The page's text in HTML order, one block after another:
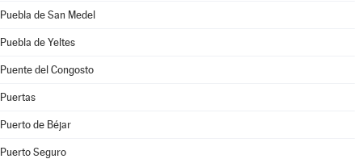
Puebla de San Medel
Puebla de Yeltes
Puente del Congosto
Puertas
Puerto de Béjar
Puerto Seguro